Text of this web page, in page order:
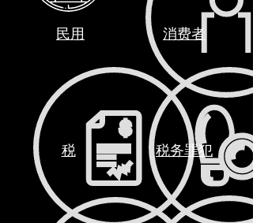
民用 消费者
税 税务罪犯